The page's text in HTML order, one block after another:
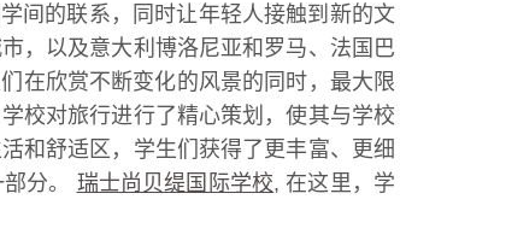
间的联系，同时让年轻人接触到新的文
，以及意大利博洛尼亚和罗马、法国巴
在欣赏不断变化的风景的同时，最大限
校对旅行进行了精心策划，使其与学校
和舒适区，学生们获得了更丰富、更细
分。 瑞士尚贝缇国际学校, 在这里，学